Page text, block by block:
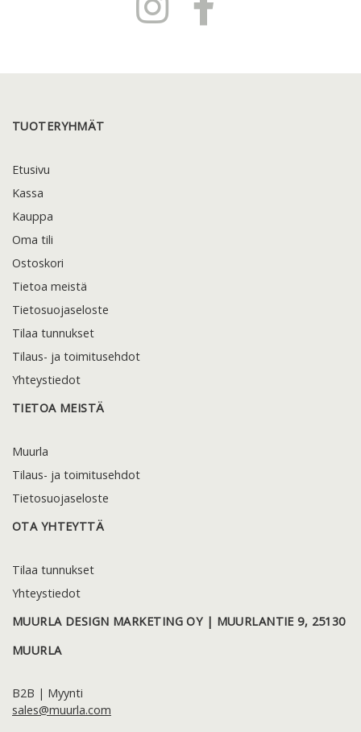
TUOTERYHMÄT
Etusivu
Kassa
Kauppa
Oma tili
Ostoskori
Tietoa meistä
Tietosuojaseloste
Tilaa tunnukset
Tilaus- ja toimitusehdot
Yhteystiedot
TIETOA MEISTÄ
Muurla
Tilaus- ja toimitusehdot
Tietosuojaseloste
OTA YHTEYTTÄ
Tilaa tunnukset
Yhteystiedot
MUURLA DESIGN MARKETING OY | MUURLANTIE 9, 25130
MUURLA
B2B | Myynti
sales@muurla.com